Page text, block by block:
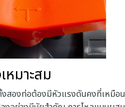
หมาะสม
องท่อต้องมีหัวแรงดันคงที่เหมือ